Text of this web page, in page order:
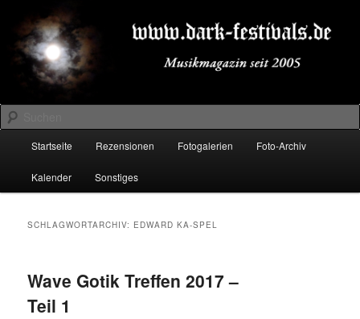
primären
Inhalt
springen
sekundären
Inhalt
springenDARK-FESTIVALS.DE
Suchen
Startseite Rezensionen Fotogalerien Foto-Archiv
Kalender Sonstiges
SCHLAGWORTARCHIV: EDWARD KA-SPEL
Wave Gotik Treffen 2017 –
Teil 1